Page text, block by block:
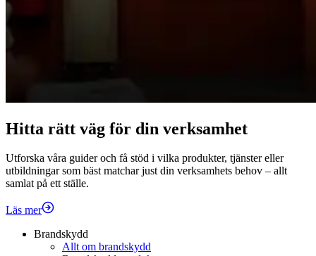
Hitta rätt väg för din verksamhet
Utforska våra guider och få stöd i vilka produkter, tjänster eller
utbildningar som bäst matchar just din verksamhets behov – allt
samlat på ett ställe.
Läs mer
Brandskydd
Allt om brandskydd